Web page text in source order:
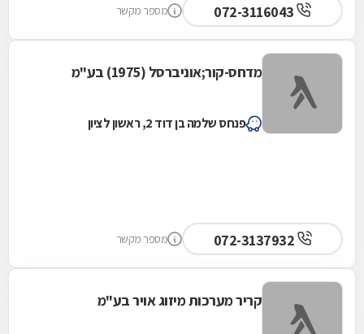
מספר מקשר
מדחס-קור;אוניברסל (1975) בע"מ
פנחס שלמה בן דוד 2, ראשון לציון
מספר מקשר
קריר מערכות מיזוג אויר בע"מ